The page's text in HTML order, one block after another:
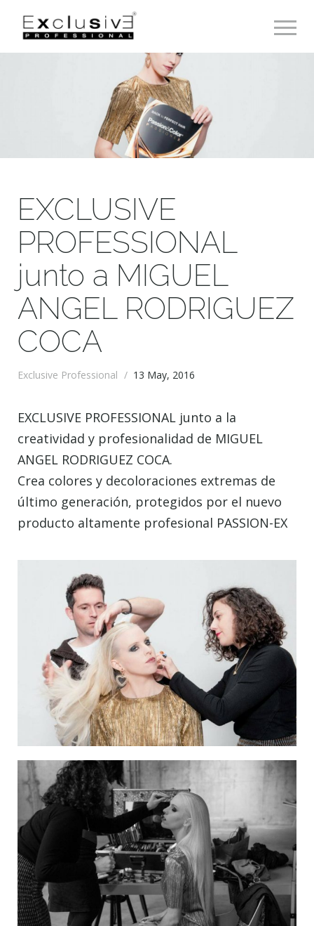
EXCLUSIVE
PROFESSIONAL
junto a MIGUEL
ANGEL RODRIGUEZ
COCA
Exclusive Professional / 13 May, 2016
EXCLUSIVE PROFESSIONAL junto a la
creatividad y profesionalidad de MIGUEL
ANGEL RODRIGUEZ COCA.
Crea colores y decoloraciones extremas de
último generación, protegidos por el nuevo
producto altamente profesional PASSION-EX